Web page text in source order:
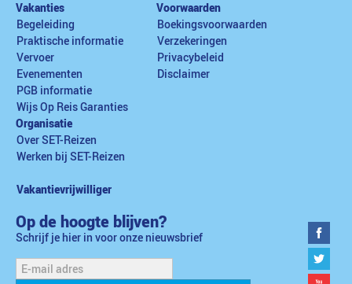
Vakanties
Begeleiding
Praktische informatie
Vervoer
Evenementen
PGB informatie
Wijs Op Reis Garanties
Voorwaarden
Boekingsvoorwaarden
Verzekeringen
Privacybeleid
Disclaimer
Organisatie
Over SET-Reizen
Werken bij SET-Reizen
Vakantievrijwilliger
Op de hoogte blijven?
Schrijf je hier in voor onze nieuwsbrief